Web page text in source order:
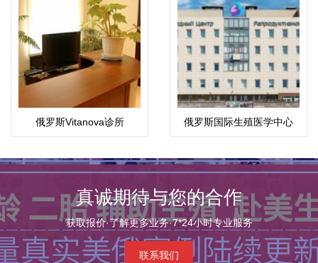
俄罗斯Vitanova诊所
俄罗斯国际生殖医学中心
(ICRM)
真诚期待与您的合作
获取报价·了解更多业务·7*24小时专业服务
联系我们